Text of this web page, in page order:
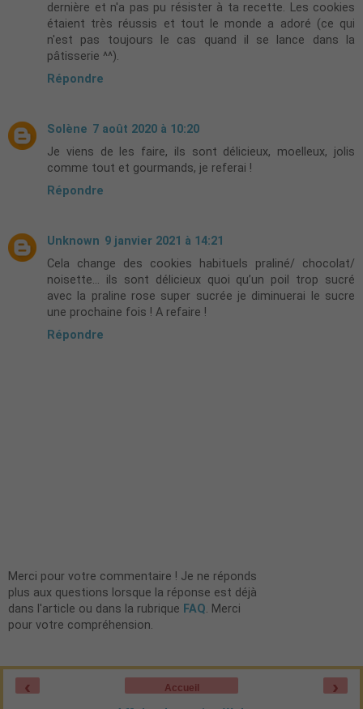
dernière et n'a pas pu résister à ta recette. Les cookies
étaient très réussis et tout le monde a adoré (ce qui
n'est pas toujours le cas quand il se lance dans la
pâtisserie ^^).
Répondre
Solène 7 août 2020 à 10:20
Je viens de les faire, ils sont délicieux, moelleux, jolis
comme tout et gourmands, je referai !
Répondre
Unknown 9 janvier 2021 à 14:21
Cela change des cookies habituels praliné/ chocolat/
noisette... ils sont délicieux quoi qu’un poil trop sucré
avec la praline rose super sucrée je diminuerai le sucre
une prochaine fois ! A refaire !
Répondre
Merci pour votre commentaire ! Je ne réponds
plus aux questions lorsque la réponse est déjà
dans l'article ou dans la rubrique FAQ. Merci
pour votre compréhension.
‹ ›
Accueil